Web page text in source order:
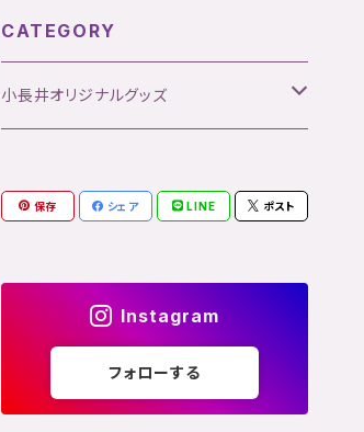
CATEGORY
小長井オリジナルグッズ
マフラータオル
保存 シェア LINE ポスト
Instagram
フォローする